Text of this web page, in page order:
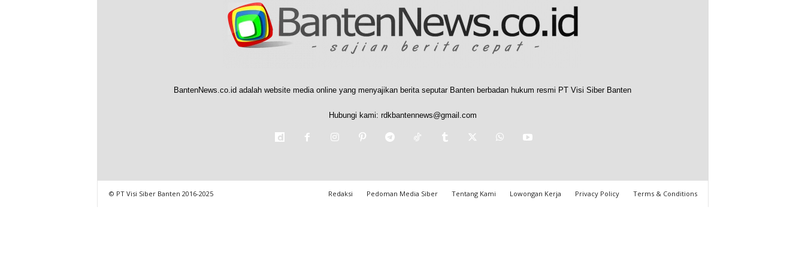
BantenNews.co.id adalah website media online yang menyajikan berita seputar Banten berbadan hukum resmi PT Visi Siber Banten
Hubungi kami: rdkbantennews@gmail.com
Redaksi Pedoman Media Siber Tentang Kami Lowongan Kerja Privacy Policy Terms & Conditions
© PT Visi Siber Banten 2016-2025